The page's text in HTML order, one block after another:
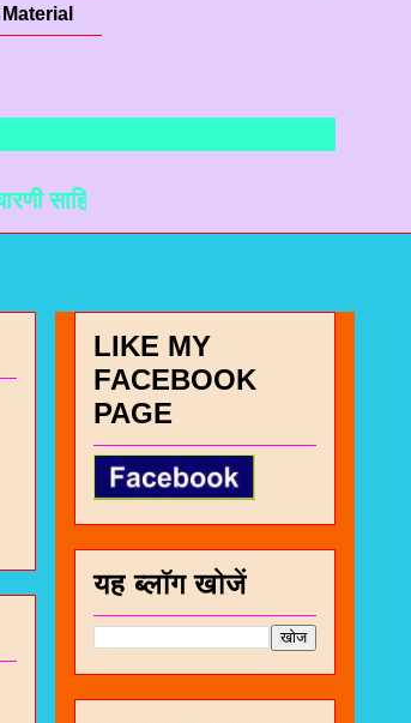
लगती माहिती मळी रहे ते माटे नानकडो
LIKE MY
FACEBOOK
PAGE
यह ब्लॉग खोजें